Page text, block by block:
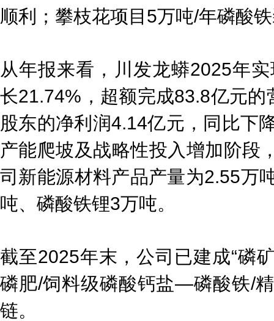
顺利；攀枝花项目5万吨/年磷酸
从年报来看，川发龙蟒2025年
长21.74%，超额完成83.8亿元
股东的净利润4.14亿元，同比下
产能爬坡及战略性投入增加阶段
司新能源材料产品产量为2.55万
吨、磷酸铁锂3万吨。
截至2025年末，公司已建成“
磷肥/饲料级磷酸钙盐—磷酸铁/
链。